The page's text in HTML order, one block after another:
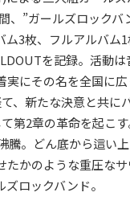
、”ガールズロック
3枚、フルアルバム
を記録。活動
にその名を全国に広
、新たな決意と共に
第2章の革命を起こ
騰。どん底から這い
かのような重圧な
ロックバンド。